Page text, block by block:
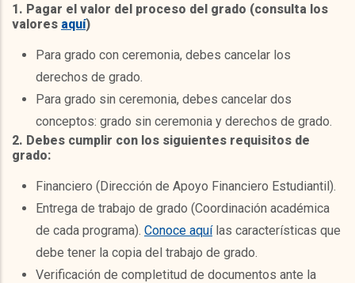
1. Pagar el valor del proceso del grado (consulta los
valores aquí)
Para grado con ceremonia, debes cancelar los
derechos de grado.
Para grado sin ceremonia, debes cancelar dos
conceptos: grado sin ceremonia y derechos de grado.
2. Debes cumplir con los siguientes requisitos de
grado:
Financiero (Dirección de Apoyo Financiero Estudiantil).
Entrega de trabajo de grado (Coordinación académica
de cada programa). Conoce aquílas características que
debe tener la copia del trabajo de grado.
Verificación de completitud de documentos ante la